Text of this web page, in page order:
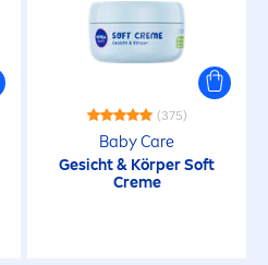
(375)
BabyCare
Gesicht & Körper Soft
Creme